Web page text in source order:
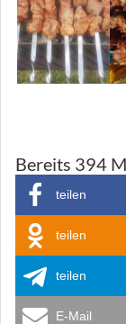
Bereits 394
teilen
teilen
teilen
E-Mail